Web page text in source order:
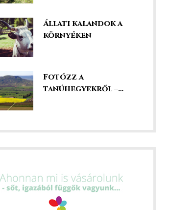
Állati kalandok a
környéken
Fotózz a
tanúhegyekről –